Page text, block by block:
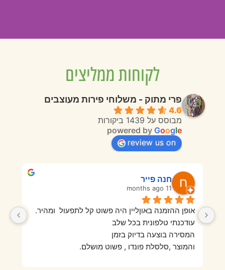
לקוחות ממליצים
פרי מתוק - משלוחי פירות מעוצבים
4.6
מבוסס על 1439 ביקורות
powered byGoogle
review us on
חנה פייר
11 months ago
אופן ההזמנה באוןליין היה פשוט קל לתפעול  ומהיר.
עודכנתי טלפונית בכל שלב
המסירה בוצעה בדיוק בזמן
והמוצר ,סלסלת פונדו , פשוט מושלם.